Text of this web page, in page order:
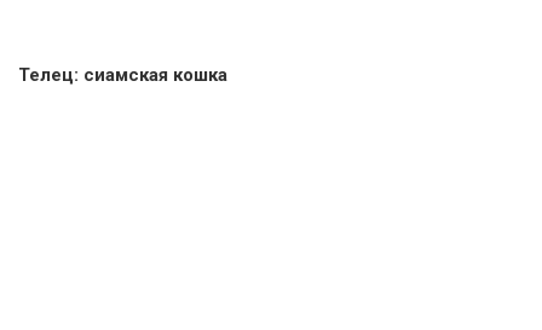
Телец: сиамская кошка